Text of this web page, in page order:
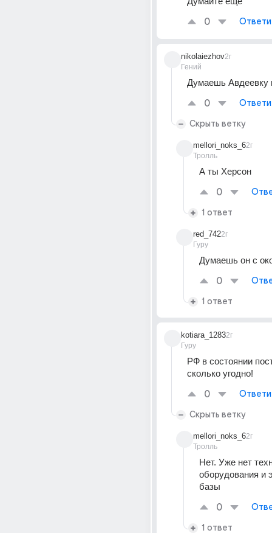
0
nikolaiezhov
Гений
2г
Думаешь Авдеевку
0
Скрыть ветку
mellori_noks_6
Тролль
2г
А ты Херсон
0
1 ответ
red_742
Гуру
2г
Думаешь он с
0
1 ответ
kotiara_1283
Гуру
2г
РФ в состоянии
сколько угодно!
0
Скрыть ветку
mellori_noks_6
Тролль
2г
Нет. Уже нет
оборудования и
базы
0
1 ответ